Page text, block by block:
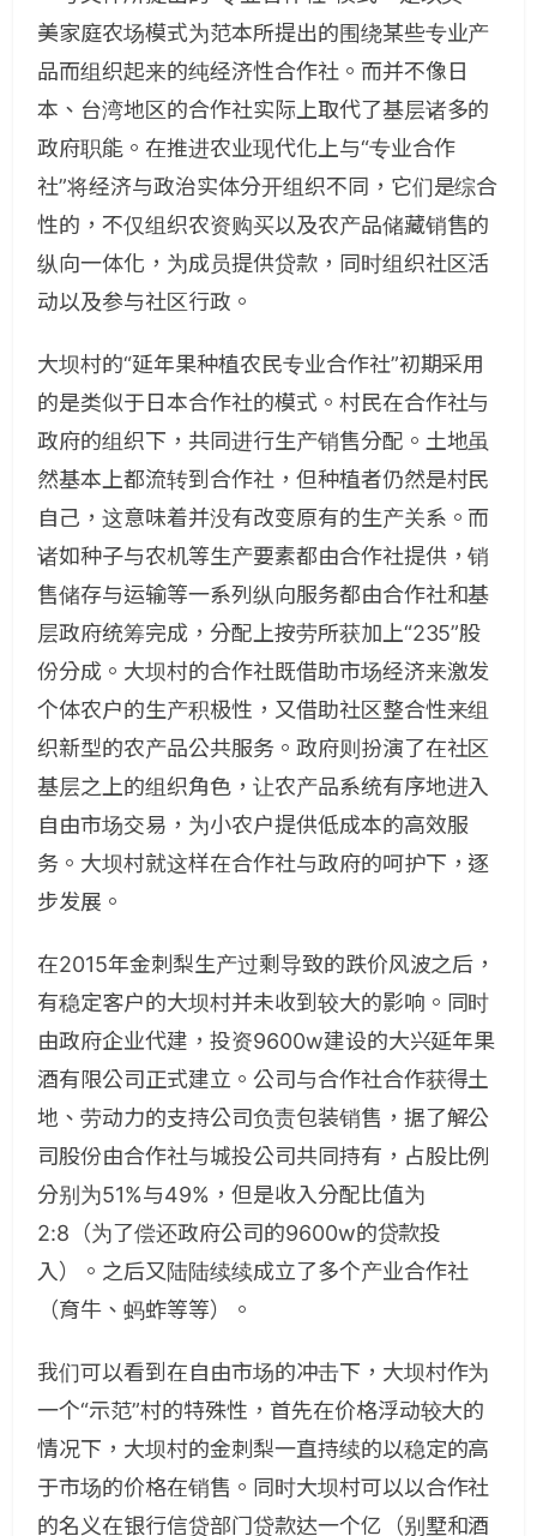
美家庭农场模式为范本所提出的围绕某些专业产
品而组织起来的纯经济性合作社。而并不像日
本、台湾地区的合作社实际上取代了基层诸多的
政府职能。在推进农业现代化上与“专业合作
社”将经济与政治实体分开组织不同，它们是综合
性的，不仅组织农资购买以及农产品储藏销售的
纵向一体化，为成员提供贷款，同时组织社区活
动以及参与社区行政。
大坝村的“延年果种植农民专业合作社”初期采用
的是类似于日本合作社的模式。村民在合作社与
政府的组织下，共同进行生产销售分配。土地虽
然基本上都流转到合作社，但种植者仍然是村民
自己，这意味着并没有改变原有的生产关系。而
诸如种子与农机等生产要素都由合作社提供，销
售储存与运输等一系列纵向服务都由合作社和基
层政府统筹完成，分配上按劳所获加上“235”股
份分成。大坝村的合作社既借助市场经济来激发
个体农户的生产积极性，又借助社区整合性来组
织新型的农产品公共服务。政府则扮演了在社区
基层之上的组织角色，让农产品系统有序地进入
自由市场交易，为小农户提供低成本的高效服
务。大坝村就这样在合作社与政府的呵护下，逐
步发展。
在2015年金刺梨生产过剩导致的跌价风波之后，
有稳定客户的大坝村并未收到较大的影响。同时
由政府企业代建，投资9600w建设的大兴延年果
酒有限公司正式建立。公司与合作社合作获得土
地、劳动力的支持公司负责包装销售，据了解公
司股份由合作社与城投公司共同持有，占股比例
分别为51%与49%，但是收入分配比值为
2:8（为了偿还政府公司的9600w的贷款投
入）。之后又陆陆续续成立了多个产业合作社
（育牛、蚂蚱等等）。
我们可以看到在自由市场的冲击下，大坝村作为
一个“示范”村的特殊性，首先在价格浮动较大的
情况下，大坝村的金刺梨一直持续的以稳定的高
于市场的价格在销售。同时大坝村可以以合作社
的名义在银行信贷部门贷款达一个亿（别墅和酒